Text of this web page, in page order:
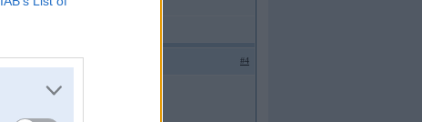
#4